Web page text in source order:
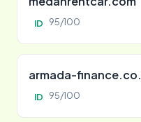
ID 95/100
armada-
ID 95/100